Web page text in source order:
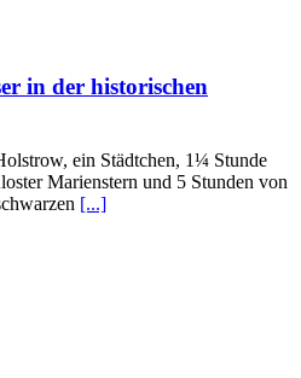
in der historischen
ein Städtchen, 1¼ Stunde
Marienstern und 5 Stunden von
[...]